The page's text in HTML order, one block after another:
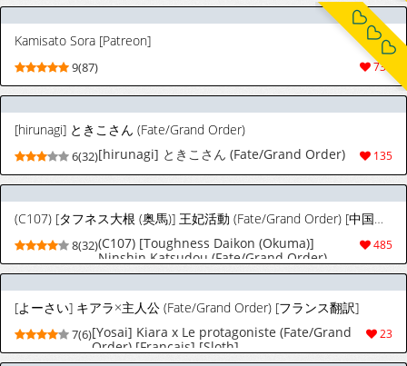
Kamisato Sora [Patreon]
731
9(87)
[hirunagi] ときこさん (Fate/Grand Order)
135
6(32)[hirunagi] ときこさん (Fate/Grand Order)
(C107) [タフネス大根 (奥馬)] 王妃活動 (Fate/Grand Order) [中国翻訳]
485
8(32)(C107) [Toughness Daikon (Okuma)]
Ninshin Katsudou (Fate/Grand Order)
[Chinese]
[よーさい] キアラ×主人公 (Fate/Grand Order) [フランス翻訳]
23
7(6)[Yosai] Kiara x Le protagoniste (Fate/Grand
Order) [Français] [Sloth]